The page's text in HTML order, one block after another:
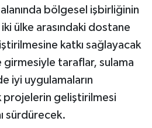
bölgesel işbirliğinin
ülke arasındaki dostane
katkı sağlayacak
girmesiyle taraflar, sulama
iyi uygulamaların
projelerin geliştirilmesi
sürdürecek.